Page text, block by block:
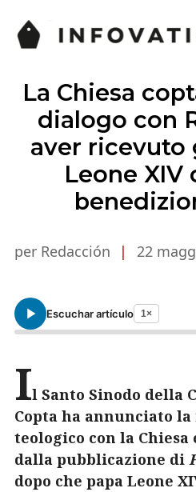
La Chiesa
dialogo con
aver ricevuto
Leone XIV
per Redacción | 22
Escuchar artículo 1×
Il Santo Sinodo della
Copta ha annunciato
teologico con la
dalla pubblicazione di
dopo che papa Leone